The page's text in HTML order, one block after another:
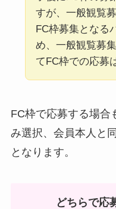
すが、一般観覧
FC枠募集となる
め、一般観覧募
てFC枠での応募
FC枠で応募する場合
み選択、会員本人と
となります。
どちらで応